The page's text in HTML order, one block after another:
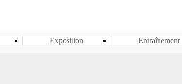
Exposition Entraînement